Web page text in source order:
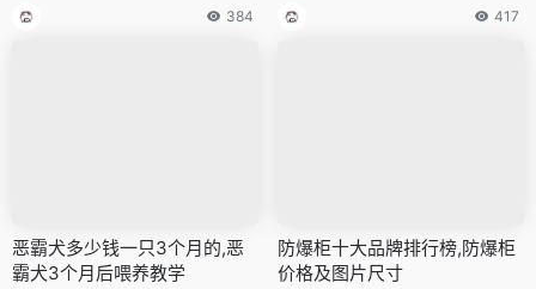
384 417
恶霸犬多少钱一只3个月的,恶
霸犬3个月后喂养教学
防爆柜十大品牌排行榜,防爆柜
价格及图片尺寸